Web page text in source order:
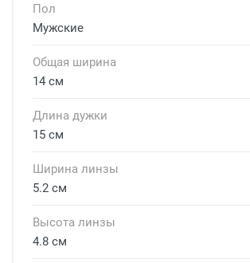
Пол
Мужские
Общая ширина
14 см
Длина дужки
15 см
Ширина линзы
5.2 см
Высота линзы
4.8 см